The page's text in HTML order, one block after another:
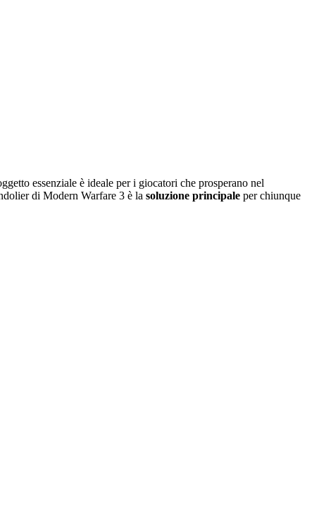
essenziale è ideale per i giocatori che prosperano nel
di Modern Warfare 3 è la soluzione principale per chiunque